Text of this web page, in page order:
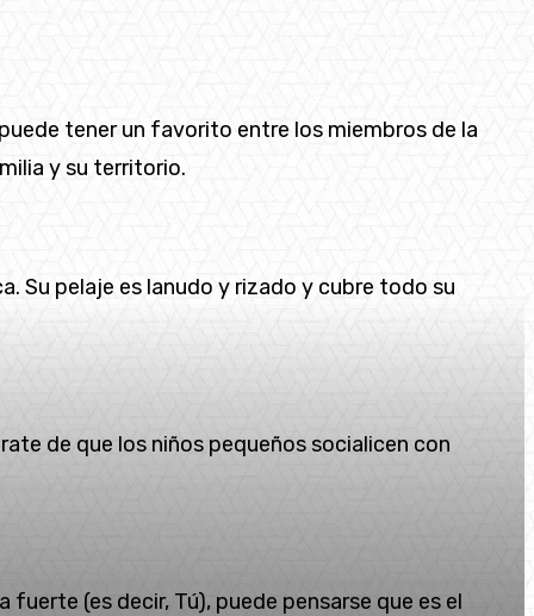
tener un favorito entre los miembros de la
y su territorio.
Su pelaje es lanudo y rizado y cubre todo su
de que los niños pequeños socialicen con
(es decir, Tú), puede pensarse que es el